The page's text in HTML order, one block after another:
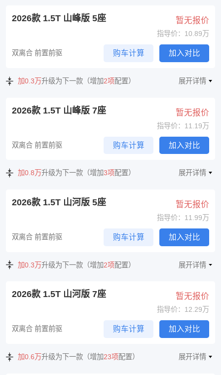
2026款 1.5T 山峰版 5座 暂无报价
指导价：10.89万
双离合 前置前驱 购车计算 加入对比
加0.3万升级为下一款（增加2项配置） 展开详情
2026款 1.5T 山峰版 7座 暂无报价
指导价：11.19万
双离合 前置前驱 购车计算 加入对比
加0.8万升级为下一款（增加3项配置） 展开详情
2026款 1.5T 山河版 5座 暂无报价
指导价：11.99万
双离合 前置前驱 购车计算 加入对比
加0.3万升级为下一款（增加2项配置） 展开详情
2026款 1.5T 山河版 7座 暂无报价
指导价：12.29万
双离合 前置前驱 购车计算 加入对比
加0.6万升级为下一款（增加23项配置） 展开详情